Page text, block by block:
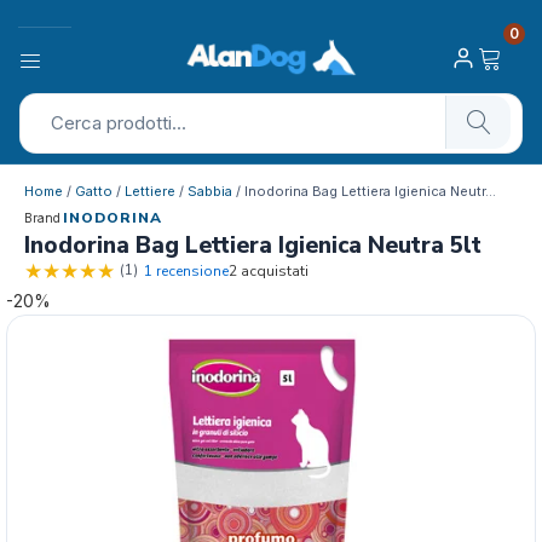
0
Home / Gatto / Lettiere / Sabbia / Inodorina Bag Lettiera Igienica Neutr…
Brand INODORINA
Inodorina Bag Lettiera Igienica Neutra 5lt
(1) 1 recensione2 acquistati
-20%